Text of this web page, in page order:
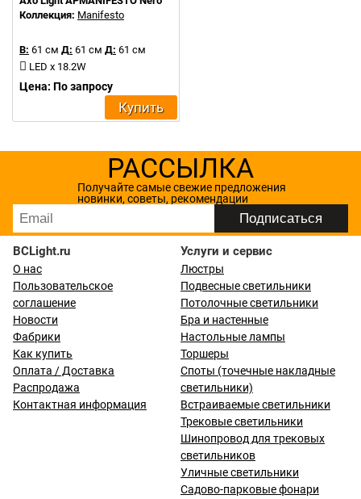
Коллекция: Manifesto
В: 61 см Д: 61 см Д: 61 см
LED x 18.2W
Цена: По запросу
Купить
РАССЫЛКА
Получайте самые свежие предложения
новинки, советы, рекомендации
BCLight.ru
О нас
Пользовательское
соглашение
Новости
Фабрики
Как купить
Оплата / Доставка
Распродажа
Контактная информация
Услуги и сервис
Люстры
Подвесные светильники
Потолочные светильники
Бра и настенные
Настольные лампы
Торшеры
Споты (точечные накладные
светильники)
Встраиваемые светильники
Трековые светильники
Шинопровод для трековых
светильников
Уличные светильники
Садово-парковые фонари